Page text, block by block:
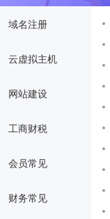
域名注册
云虚拟主机
网站建设
工商财税
会员常见
财务常见